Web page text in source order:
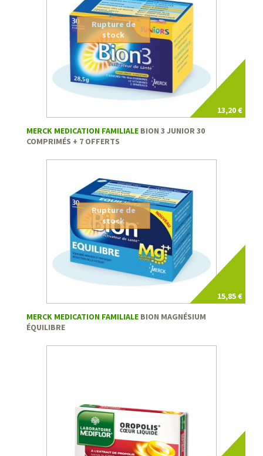
13,20 €
Rupture de
stock
MERCK MEDICATION FAMILIALE BION 3 JUNIOR 30
COMPRIMÉS + 7 OFFERTS
15,85 €
Rupture de
stock
MERCK MEDICATION FAMILIALE BION MAGNÉSIUM
ÉQUILIBRE